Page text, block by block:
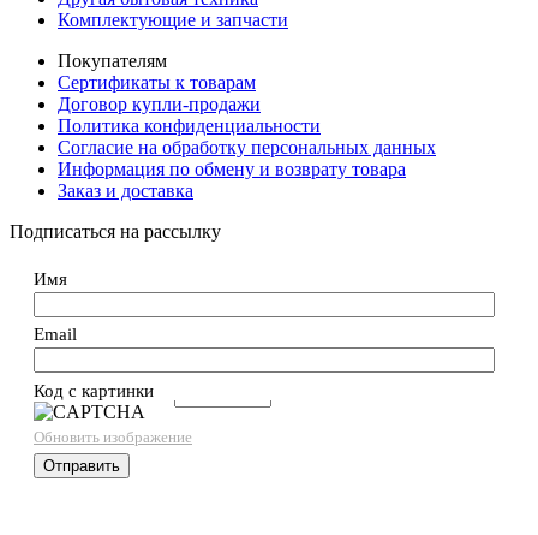
Комплектующие и запчасти
Покупателям
Сертификаты к товарам
Договор купли-продажи
Политика конфиденциальности
Согласие на обработку персональных данных
Информация по обмену и возврату товара
Заказ и доставка
Подписаться на рассылку
Имя
Email
Код с картинки→
Обновить изображение